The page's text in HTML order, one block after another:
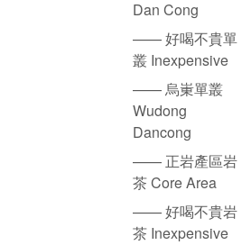
Dan Cong
—— 好喝不貴單
叢 Inexpensive
—— 烏崬單叢
Wudong
Dancong
—— 正岩產區岩
茶 Core Area
—— 好喝不貴岩
茶 Inexpensive